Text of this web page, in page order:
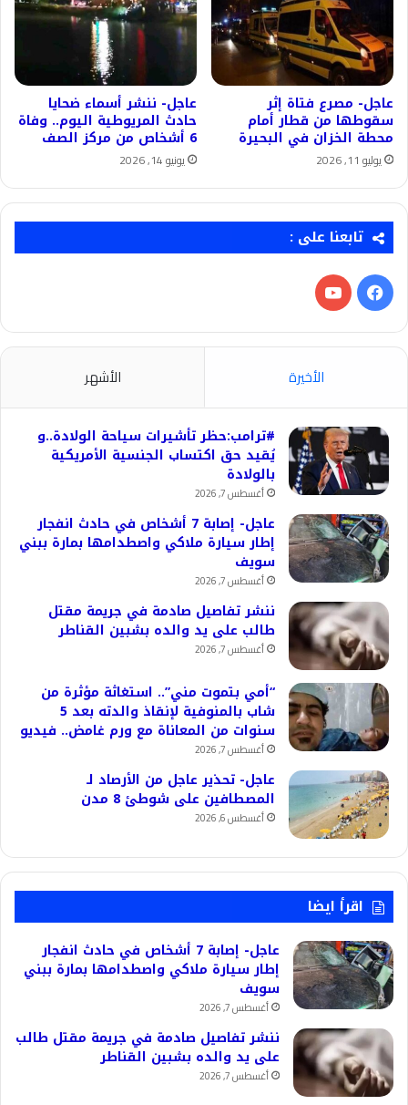
عاجل- مصرع فتاة إثر
سقوطها من قطار أمام
محطة الخزان في البحيرة
يوليو 11, 2026
عاجل- ننشر أسماء ضحايا
حادث المريوطية اليوم.. وفاة
6 أشخاص من مركز الصف
يونيو 14, 2026
تابعنا على :
فيسبوك‫YouTube
الأخيرة الأشهر
#ترامب:حظر تأشيرات سياحة الولادة..و
يُقيد حق اكتساب الجنسية الأمريكية
بالولادة
أغسطس 7, 2026
عاجل- إصابة 7 أشخاص في حادث انفجار
إطار سيارة ملاكي واصطدامها بمارة ببني
سويف
أغسطس 7, 2026
ننشر تفاصيل صادمة في جريمة مقتل
طالب على يد والده بشبين القناطر
أغسطس 7, 2026
“أمي بتموت مني”.. استغاثة مؤثرة من
شاب بالمنوفية لإنقاذ والدته بعد 5
سنوات من المعاناة مع ورم غامض.. فيديو
أغسطس 7, 2026
عاجل- تحذير عاجل من الأرصاد لـ
المصطافين على شوطئ 8 مدن
أغسطس 6, 2026
اقرأ ايضا
عاجل- إصابة 7 أشخاص في حادث انفجار
إطار سيارة ملاكي واصطدامها بمارة ببني
سويف
أغسطس 7, 2026
ننشر تفاصيل صادمة في جريمة مقتل طالب
على يد والده بشبين القناطر
أغسطس 7, 2026